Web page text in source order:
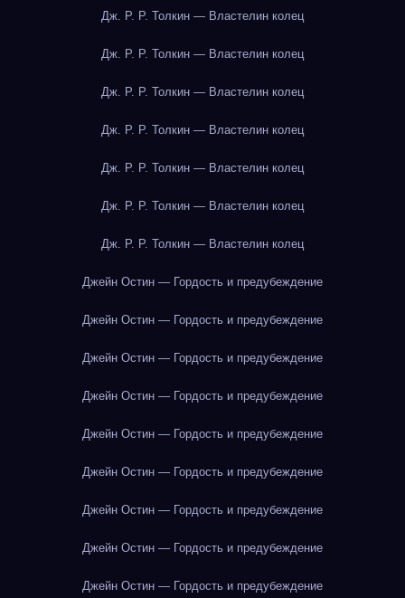
Дж. Р. Р. Толкин — Властелин колец
Дж. Р. Р. Толкин — Властелин колец
Дж. Р. Р. Толкин — Властелин колец
Дж. Р. Р. Толкин — Властелин колец
Дж. Р. Р. Толкин — Властелин колец
Дж. Р. Р. Толкин — Властелин колец
Дж. Р. Р. Толкин — Властелин колец
Джейн Остин — Гордость и предубеждение
Джейн Остин — Гордость и предубеждение
Джейн Остин — Гордость и предубеждение
Джейн Остин — Гордость и предубеждение
Джейн Остин — Гордость и предубеждение
Джейн Остин — Гордость и предубеждение
Джейн Остин — Гордость и предубеждение
Джейн Остин — Гордость и предубеждение
Джейн Остин — Гордость и предубеждение